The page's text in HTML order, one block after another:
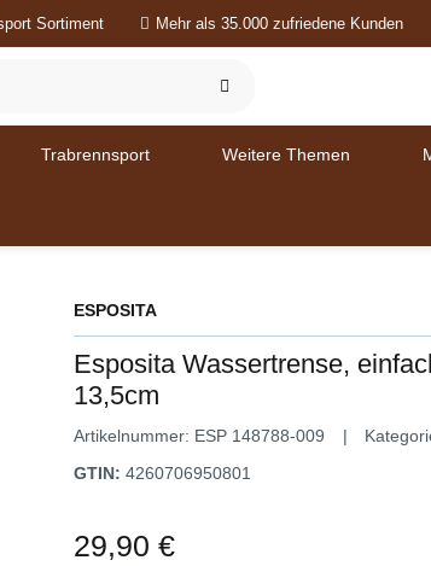
Sortiment Mehr als 35.000 zufriedene Kunden
Trabrennsport Weitere Themen
ESPOSITA
Esposita Wassertrense,
13,5cm
Artikelnummer: ESP 148788-009
GTIN: 4260706950801
29,90 €